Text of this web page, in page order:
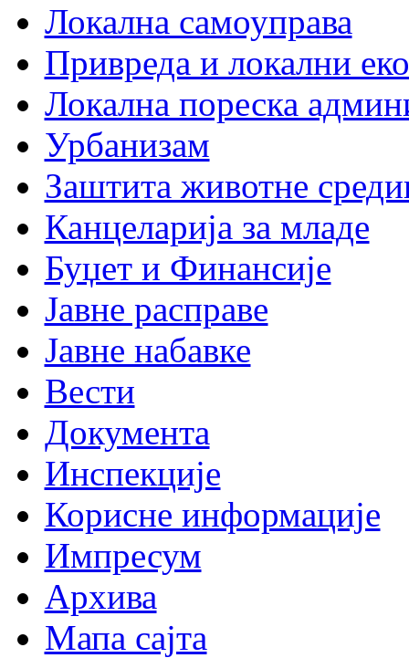
Локална самоуправа
Привреда и локални
Локална пореска
Урбанизам
Заштита животне
Канцеларија за младе
Буџет и Финансије
Јавне расправе
Јавне набавке
Вести
Документа
Инспекције
Корисне информације
Импресум
Архива
Мапа сајта